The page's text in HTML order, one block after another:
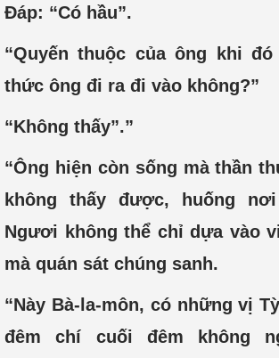
Đáp: “Có hầu”.
“Quyến thuộc của ông khi
thức ông đi ra đi vào không?”
“Không thấy”.”
“Ông hiện còn sống mà thần
không thấy được, huống
Ngươi không thể chỉ dựa vào
mà quán sát chúng sanh.
“Này Bà-la-môn, có những vị
đêm chí cuối đêm không